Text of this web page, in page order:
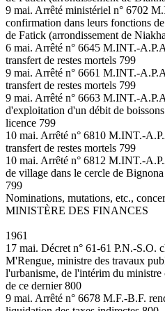
9 mai. Arrêté ministériel n° 6702
confirmation dans leurs fonctions
de Fatick (arrondissement de
6 mai. Arrêté n° 6645 M.INT.-
transfert de restes mortels 799
9 mai. Arrêté n° 6661 M.INT.-
transfert de restes mortels 799
9 mai. Arrêté n° 6663 M.INT.-
d'exploitation d'un débit de
licence 799
10 mai. Arrêté n° 6810 M.INT.-
transfert de restes mortels 799
10 mai. Arrêté n° 6812 M.INT.-
de village dans le cercle de
799
Nominations, mutations, etc.,
MINISTÈRE DES FINANCES
1961
17 mai. Décret n° 61-61 P.N.-S.O.
M'Rengue, ministre des travaux
l'urbanisme, de l'intérim du ministre
de ce dernier 800
9 mai. Arrêté n° 6678 M.F.-B.F.